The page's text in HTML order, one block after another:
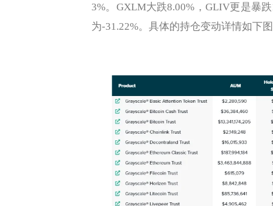
3%。GXLM大跌8.00%，GLIV更是暴
为-31.22%。具体的持仓变动详情如下